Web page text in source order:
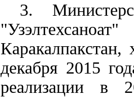
3.
декабря 2015
реализации в